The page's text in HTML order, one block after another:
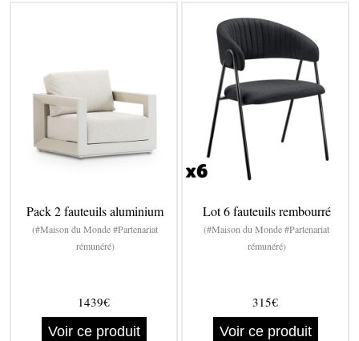
Pack 2 fauteuils aluminium
(#Maison du Monde #Partenariat
rémunéré)
1439€
Voir ce produit
Lot 6 fauteuils rembourré
(#Maison du Monde #Partenariat
rémunéré)
315€
Voir ce produit